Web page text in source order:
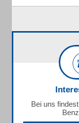
Bei uns